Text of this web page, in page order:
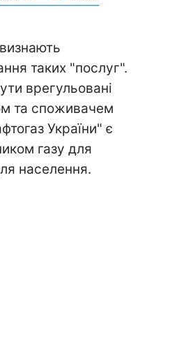
таких "послуг".
врегульовані
та споживачем
України" є
газу для
населення.